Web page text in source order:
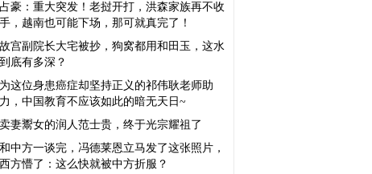
占豪：重大突发！老挝开打，洪森家族再不收
手，越南也可能下场，那可就真完了！
故宫副院长大宅被抄，狗窝都用和田玉，这水
到底有多深？
为这位身患癌症却坚持正义的祁伟耿老师助
力，中国教育不应该如此的暗无天日~
卖妻鬻女的润人范士贵，终于光宗耀祖了
和中方一谈完，冯德莱恩立马发了这张照片，
西方懵了：这么快就被中方折服？